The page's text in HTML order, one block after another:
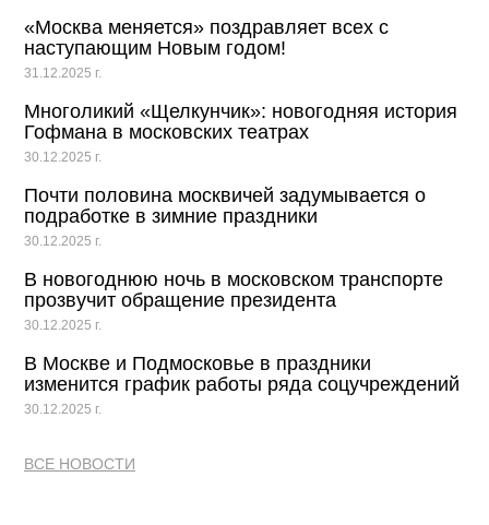
«Москва меняется» поздравляет всех с
наступающим Новым годом!
31.12.2025 г.
Многоликий «Щелкунчик»: новогодняя история
Гофмана в московских театрах
30.12.2025 г.
Почти половина москвичей задумывается о
подработке в зимние праздники
30.12.2025 г.
В новогоднюю ночь в московском транспорте
прозвучит обращение президента
30.12.2025 г.
В Москве и Подмосковье в праздники
изменится график работы ряда соцучреждений
30.12.2025 г.
ВСЕ НОВОСТИ